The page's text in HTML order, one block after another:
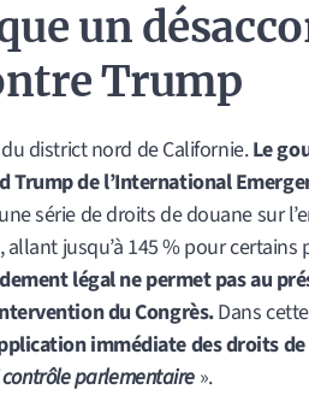
un
Trump
district nord de Californie.Le
Trump de l’International
série de droits de douane sur
jusqu’à 145 % pour
légal ne permet pas au
du Congrès.Dans
immédiate des droits
parlementaire».